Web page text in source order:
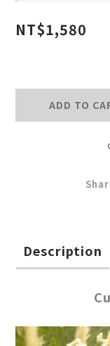
NT$1,580
ADD TO
Description